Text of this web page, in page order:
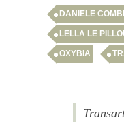
DANIELE
LELLA LE
OXYBIA